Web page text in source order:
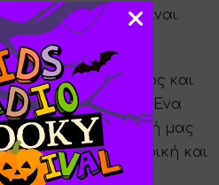
αλλά θα είναι
4+
Υπάρχει λάθος και
στην έκφραση; Ένα
τη δημιουργική μας
με τη ζωγραφική και